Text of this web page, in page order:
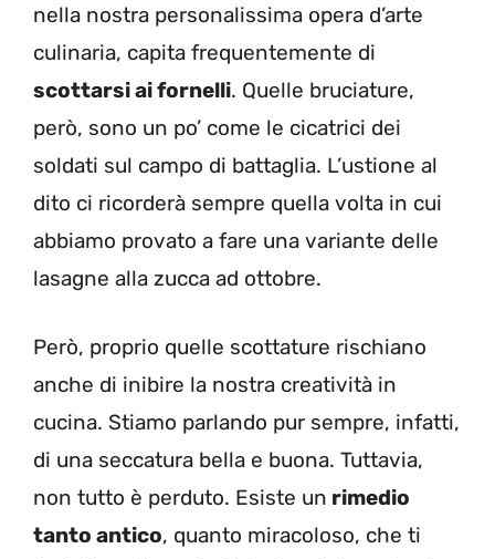
nella nostra personalissima opera d’arte
culinaria, capita frequentemente di
scottarsi ai fornelli. Quelle bruciature,
però, sono un po’ come le cicatrici dei
soldati sul campo di battaglia. L’ustione al
dito ci ricorderà sempre quella volta in cui
abbiamo provato a fare una variante delle
lasagne alla zucca ad ottobre.
Però, proprio quelle scottature rischiano
anche di inibire la nostra creatività in
cucina. Stiamo parlando pur sempre, infatti,
di una seccatura bella e buona. Tuttavia,
non tutto è perduto. Esiste un rimedio
tanto antico, quanto miracoloso, che ti